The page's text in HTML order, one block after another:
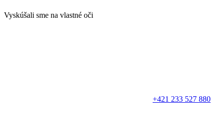
Vyskúšali sme na vlastné oči
+421 233 527 880